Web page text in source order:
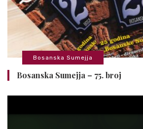
Bosanska Sumejja
Bosanska Sumejja – 75. broj